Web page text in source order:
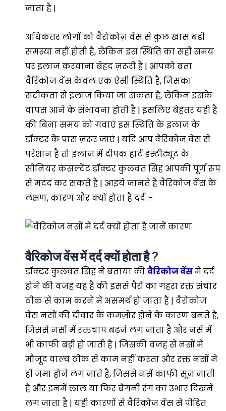
जाता है |
अधिकतर लोगों को वैरोकोज़ वेंस से कुछ खास बड़ी
समस्या नहीं होती है, लेकिन इस स्थिति का सही समय
पर इलाज करवाना बेहद ज़रूरी है | आपको बता
वैरिकोज वेंस केवल एक ऐसी स्थिति है, जिसका
सटीकता से इलाज किया जा सकता है, लेकिन इसके
वापस आने के संभावना होती है | इसलिए बेहतर यही है
की बिना समय को गवाएं इस स्थिति के इलाज के
डॉक्टर के पास ज़रूर जाएं | यदि आप वैरिकोज वेंस से
परेशान है तो इलाज में दीपक हार्ट इंस्टीट्यूट के
सीनियर कंसल्टेंट डॉक्टर कुलवंत सिंह आपकी पूर्ण रूप
से मदद कर सकते है | आइये जानते है वैरिकोज वेंस के
लक्षण, कारण और क्यों होता है दर्द :-
वैरिकोज वेंस में दर्द क्यों होता है ?
डॉक्टर कुलवंत सिंह ने बताया कीवैरिकोज वेंसमें दर्द
होने की वजह यह है की इससे पैरों का गहरा रक्त संचार
ठीक से काम करने में असमर्थ हो जाता है | वैरोकोज़
वेंस नसों की दीवार के कमज़ोर होने के कारण बनते है,
जिससे नसों में रक्तचाप बढ़ने लग जाता है और नसें में
भी काफी बड़ी हो जाती है | जिसकी वजह से नसों में
मौजूद वाल्व ठीक से काम नहीं करता और रक्त नसों में
ही जमा होने लग जाते है, जिससे नसें काफी सूज जाती
है और इनमें लाल या फिर बैगनी रंग का उभार दिखने
लग जाता है | यही कारणों से वैरिकोज वेंस से पीड़ित